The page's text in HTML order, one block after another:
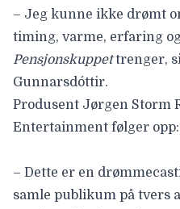
– Jeg kunne ikke drømt
timing, varme, erfaring
Pensjonskuppettrenger,
Gunnarsdóttir.
Produsent Jørgen Storm
Entertainment følger opp:
– Dette er en
samle publikum på tvers